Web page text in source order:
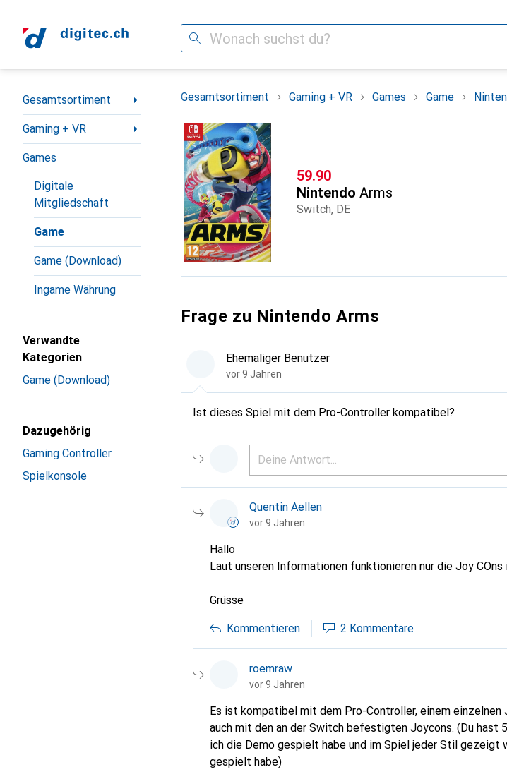
Suche
Navigation nach Kategorien
Gesamtsortiment
Gaming + VR
Games
Digitale
Mitgliedschaft
Game
Game (Download)
Ingame Währung
Verwandte
Kategorien
Game (Download)
Dazugehörig
Gaming Controller
Spielkonsole
Gesamtsortiment Gaming + VR Games Game
CHF
59.90
Nintendo Arms
Switch, DE
Frage zu Nintendo Arms
Ehemaliger Benutzer
vor 9 Jahren
Ist dieses Spiel mit dem Pro-Controller kompatibel?
Quentin Aellen
vor 9 Jahren
Hallo
Laut unseren Informationen funktionieren nur die Joy
Grüsse
Kommentieren 2 Kommentare
roemraw
vor 9 Jahren
Es ist kompatibel mit dem Pro-Controller, einem
auch mit den an der Switch befestigten Joycons. (Du hast
ich die Demo gespielt habe und im Spiel jeder Stil
gespielt habe)